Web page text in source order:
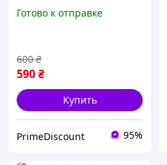
Готово к отправке
590₴
600 ₴
Купить
PrimeDiscount 95%